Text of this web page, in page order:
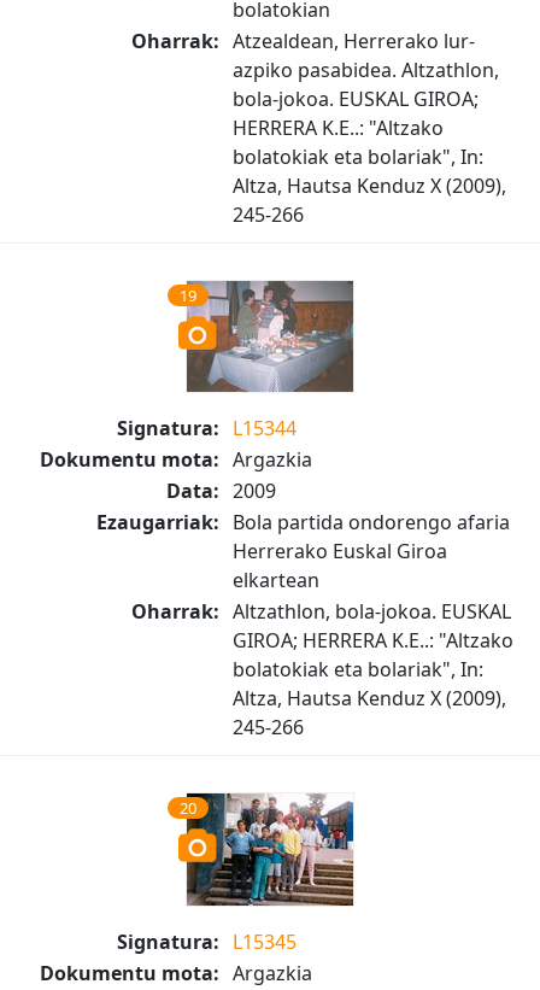
bolatokian
Oharrak: Atzealdean, Herrerako lur-
azpiko pasabidea. Altzathlon,
bola-jokoa. EUSKAL GIROA;
HERRERA K.E..: "Altzako
bolatokiak eta bolariak", In:
Altza, Hautsa Kenduz X (2009),
245-266
19
Signatura: L15344
Dokumentu mota: Argazkia
Data: 2009
Ezaugarriak: Bola partida ondorengo afaria
Herrerako Euskal Giroa
elkartean
Oharrak: Altzathlon, bola-jokoa. EUSKAL
GIROA; HERRERA K.E..: "Altzako
bolatokiak eta bolariak", In:
Altza, Hautsa Kenduz X (2009),
245-266
20
Signatura: L15345
Dokumentu mota: Argazkia